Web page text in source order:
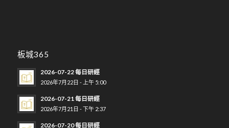
板城365
2026-07-22 每日研經
2026年7月22日 - 上午 5:00
2026-07-21 每日研經
2026年7月21日 - 下午 2:37
2026-07-20 每日研經